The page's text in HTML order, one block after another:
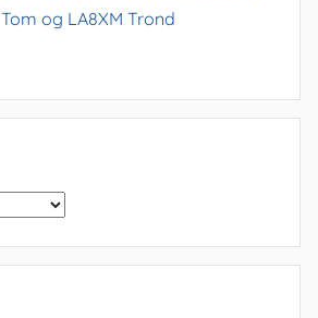
Tom og LA8XM Trond